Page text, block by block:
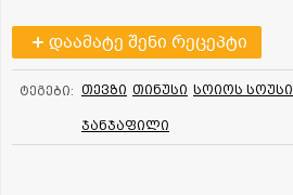
დაამატე შენი რეცეპტი
ტეგები: თევზი თინუსი სოიოს სოუსი
ჯანჯაფილი